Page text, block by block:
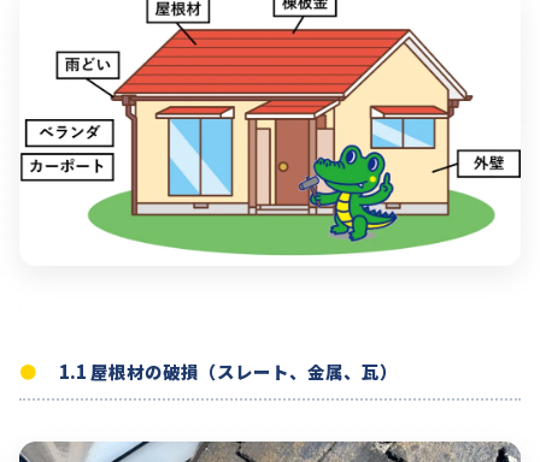
1.1 屋根材の破損（スレート、金属、瓦）